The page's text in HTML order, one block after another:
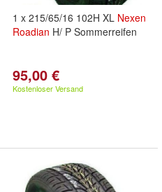
1 x 215/65/16 102H XL Nexen
Roadian H/ P Sommerreifen
95,00 €
Kostenloser Versand